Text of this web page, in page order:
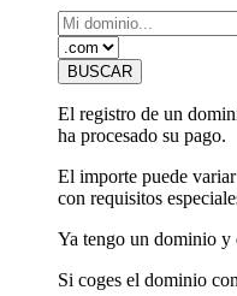
El registro de un
ha procesado su pago.
El importe puede
con requisitos
Ya tengo un dominio y
Si coges el dominio